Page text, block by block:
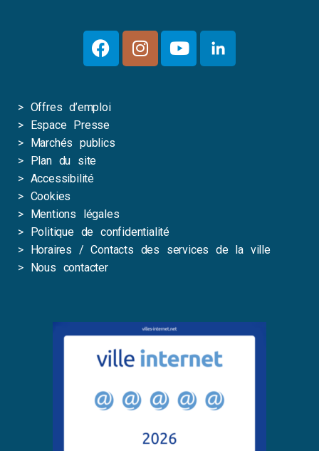
> Offres d’emploi
> Espace Presse
> Marchés publics
> Plan du site
> Accessibilité
> Cookies
> Mentions légales
> Politique de confidentialité
> Horaires / Contacts des services de la ville
> Nous contacter